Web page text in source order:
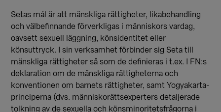
Setas mål är att mänskliga rättigheter, likabehandling
och välbefinnande förverkligas i människors vardag,
oavsett sexuell läggning, könsidentitet eller
könsuttryck. I sin verksamhet förbinder sig Seta till
mänskliga rättigheter så som de definieras i t.ex. I FN:s
deklaration om de mänskliga rättigheterna och
konventionen om barnets rättigheter, samt Yogyakarta-
principerna (dvs. människorättsexperters detaljerade
tolkning av de sexuella och könsminoritetsfrågorna i